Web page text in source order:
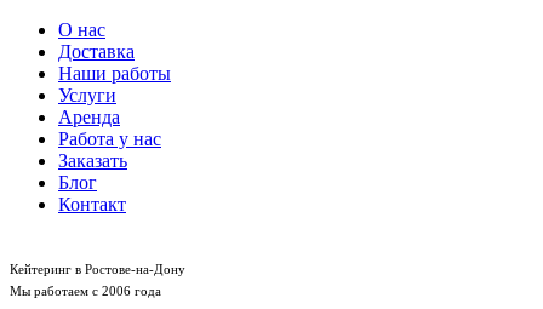
О нас
Доставка
Наши работы
Услуги
Аренда
Работа у нас
Заказать
Блог
Контакт
Кейтеринг в Ростове-на-Дону
Мы работаем с 2006 года